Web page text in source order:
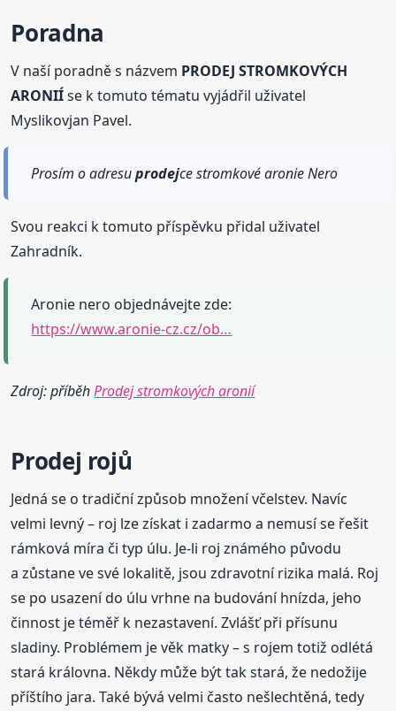
Poradna
V naší poradně s názvem PRODEJ STROMKOVÝCH
ARONIÍse k tomuto tématu vyjádřil uživatel
Myslikovjan Pavel.
Prosím o adresuprodejce stromkové aronie Nero
Svou reakci k tomuto příspěvku přidal uživatel
Zahradník.
Aronie nero objednávejte zde:
https://www.aronie-cz.cz/ob…
Zdroj: příběhProdej stromkových aronií
Prodej rojů
Jedná se o tradiční způsob množení včelstev. Navíc
velmi levný – roj lze získat i zadarmo a nemusí se řešit
rámková míra či typ úlu. Je-li roj známého původu
a zůstane ve své lokalitě, jsou zdravotní rizika malá. Roj
se po usazení do úlu vrhne na budování hnízda, jeho
činnost je téměř k nezastavení. Zvlášť při přísunu
sladiny. Problémem je věk matky – s rojem totiž odlétá
stará královna. Někdy může být tak stará, že nedožije
příštího jara. Také bývá velmi často nešlechtěná, tedy